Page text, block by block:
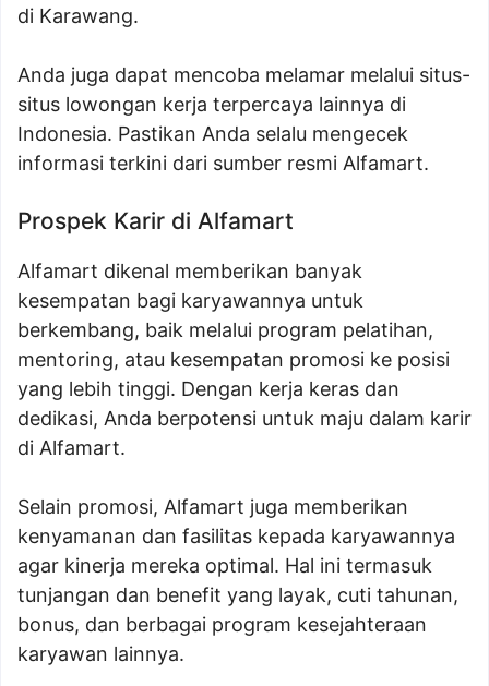
di Karawang.
Anda juga dapat mencoba melamar melalui situs-
situs lowongan kerja terpercaya lainnya di
Indonesia. Pastikan Anda selalu mengecek
informasi terkini dari sumber resmi Alfamart.
Prospek Karir di Alfamart
Alfamart dikenal memberikan banyak
kesempatan bagi karyawannya untuk
berkembang, baik melalui program pelatihan,
mentoring, atau kesempatan promosi ke posisi
yang lebih tinggi. Dengan kerja keras dan
dedikasi, Anda berpotensi untuk maju dalam karir
di Alfamart.
Selain promosi, Alfamart juga memberikan
kenyamanan dan fasilitas kepada karyawannya
agar kinerja mereka optimal. Hal ini termasuk
tunjangan dan benefit yang layak, cuti tahunan,
bonus, dan berbagai program kesejahteraan
karyawan lainnya.